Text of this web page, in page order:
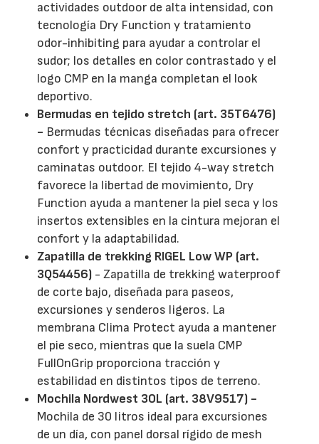
actividades outdoor de alta intensidad, con
tecnología Dry Function y tratamiento
odor-inhibiting para ayudar a controlar el
sudor; los detalles en color contrastado y el
logo CMP en la manga completan el look
deportivo.
Bermudas en tejido stretch (art. 35T6476)
- Bermudas técnicas diseñadas para ofrecer
confort y practicidad durante excursiones y
caminatas outdoor. El tejido 4-way stretch
favorece la libertad de movimiento, Dry
Function ayuda a mantener la piel seca y los
insertos extensibles en la cintura mejoran el
confort y la adaptabilidad.
Zapatilla de trekking RIGEL Low WP (art.
3Q54456) - Zapatilla de trekking waterproof
de corte bajo, diseñada para paseos,
excursiones y senderos ligeros. La
membrana Clima Protect ayuda a mantener
el pie seco, mientras que la suela CMP
FullOnGrip proporciona tracción y
estabilidad en distintos tipos de terreno.
Mochila Nordwest 30L (art. 38V9517) -
Mochila de 30 litros ideal para excursiones
de un día, con panel dorsal rígido de mesh